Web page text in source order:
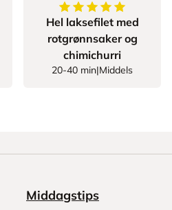
5av5stjerner
Hel laksefilet med
rotgrønnsaker og
chimichurri
20-40 min|Middels
Middagstips